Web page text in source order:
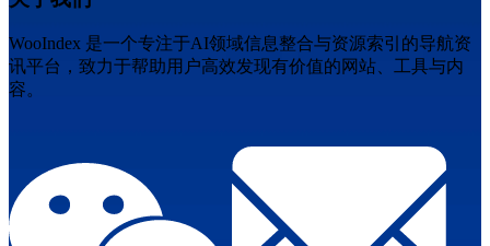
WooIndex 是一个专注于AI领域信息整合与资源索引的导航资
讯平台，致力于帮助用户高效发现有价值的网站、工具与内
容。